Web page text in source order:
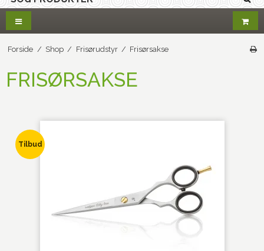
Forside / Shop / Frisørudstyr / Frisørsakse
FRISØRSAKSE
Tilbud